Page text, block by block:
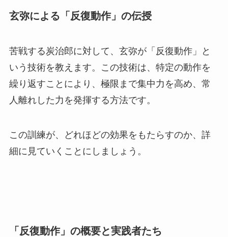
玄弥による「反復動作」の伝授
苦戦する炭治郎に対して、玄弥が「反復動作」と
いう技術を教えます。この技術は、特定の動作を
繰り返すことにより、極限まで集中力を高め、常
人離れした力を発揮する方法です。
この訓練が、どれほどの効果をもたらすのか、詳
細に見ていくことにしましょう。
「反復動作」の概要と実践者たち